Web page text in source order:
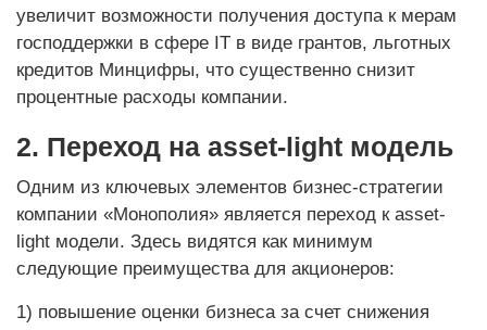
увеличит возможности получения доступа к мерам
господдержки в сфере IT в виде грантов, льготных
кредитов Минцифры, что существенно снизит
процентные расходы компании.
2. Переход на asset-light модель
Одним из ключевых элементов бизнес-стратегии
компании «Монополия» является переход к asset-
light модели. Здесь видятся как минимум
следующие преимущества для акционеров:
1) повышение оценки бизнеса за счет снижения